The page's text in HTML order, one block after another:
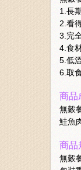
1.長
2.看
3.完
4.食
5.低
6.取
商品
無穀
鮭魚
商品
無穀